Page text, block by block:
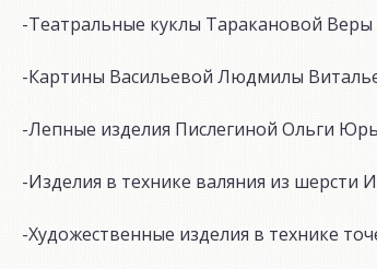
-Театральные куклы Таракановой
-Картины Васильевой Людмилы
-Лепные изделия Пислегиной Ольги
-Изделия в технике валяния из
-Художественные изделия в технике